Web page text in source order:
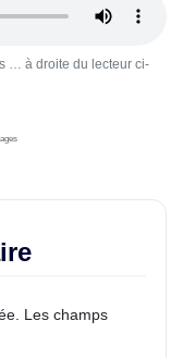
… à droite du lecteur ci-
Les champs